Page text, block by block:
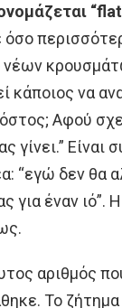
νέων
να
Αφού
ας γίνει.”
“εγώ δεν θα
για έναν ιό”.
αριθμός
Το